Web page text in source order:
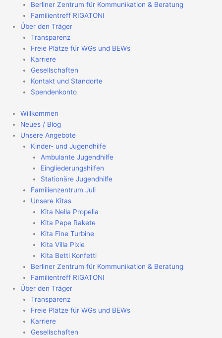
Berliner Zentrum für Kommunikation & Beratung
Familientreff RIGATONI
Über den Träger
Transparenz
Freie Plätze für WGs und BEWs
Karriere
Gesellschaften
Kontakt und Standorte
Spendenkonto
Willkommen
Neues / Blog
Unsere Angebote
Kinder- und Jugendhilfe
Ambulante Jugendhilfe
Eingliederungshilfen
Stationäre Jugendhilfe
Familienzentrum Juli
Unsere Kitas
Kita Nella Propella
Kita Pepe Rakete
Kita Fine Turbine
Kita Villa Pixie
Kita Betti Konfetti
Berliner Zentrum für Kommunikation & Beratung
Familientreff RIGATONI
Über den Träger
Transparenz
Freie Plätze für WGs und BEWs
Karriere
Gesellschaften